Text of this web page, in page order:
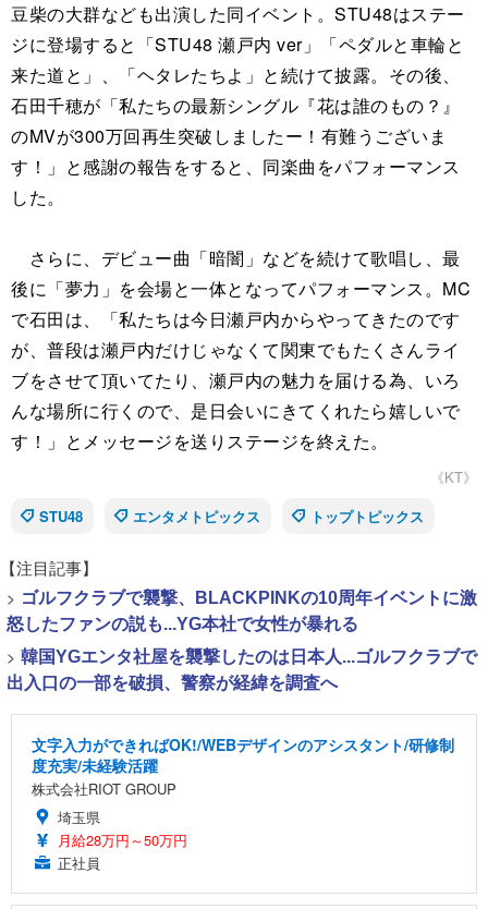
豆柴の大群なども出演した同イベント。STU48はステー
ジに登場すると「STU48 瀬戸内 ver」「ペダルと車輪と
来た道と」、「ヘタレたちよ」と続けて披露。その後、
石田千穂が「私たちの最新シングル『花は誰のもの？』
のMVが300万回再生突破しましたー！有難うございま
す！」と感謝の報告をすると、同楽曲をパフォーマンス
した。
さらに、デビュー曲「暗闇」などを続けて歌唱し、最
後に「夢力」を会場と一体となってパフォーマンス。MC
で石田は、「私たちは今日瀬戸内からやってきたのです
が、普段は瀬戸内だけじゃなくて関東でもたくさんライ
ブをさせて頂いてたり、瀬戸内の魅力を届ける為、いろ
んな場所に行くので、是日会いにきてくれたら嬉しいで
す！」とメッセージを送りステージを終えた。
《KT》
STU48
エンタメトピックス トップトピックス
【注目記事】
> ゴルフクラブで襲撃、BLACKPINKの10周年イベントに激
怒したファンの説も...YG本社で女性が暴れる
> 韓国YGエンタ社屋を襲撃したのは日本人...ゴルフクラブで
出入口の一部を破損、警察が経緯を調査へ
文字入力ができればOK!/WEBデザインのアシスタント/研修制
度充実/未経験活躍
株式会社RIOT GROUP
埼玉県
月給28万円～50万円
正社員